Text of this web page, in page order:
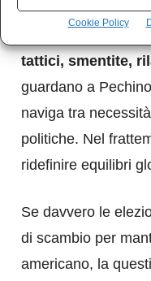
Cookie Policy
gioco dell’oca:
tattici, smentite,
guardano a
naviga tra
politiche. Nel
ridefinire equilibri
Se davvero le
di scambio per
americano, la